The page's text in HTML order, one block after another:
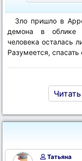
Зло пришло в
демона в облике
человека осталась
Разумеется,
Читать
Татьяна